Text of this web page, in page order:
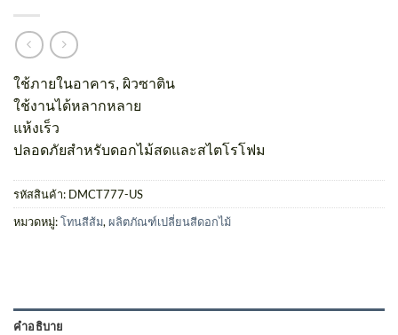
ใช้ภายในอาคาร, ผิวซาติน
ใช้งานได้หลากหลาย
แห้งเร็ว
ปลอดภัยสำหรับดอกไม้สดและสไตโรโฟม
รหัสสินค้า: DMCT777-US
หมวดหมู่:โทนสีส้ม, ผลิตภัณฑ์เปลี่ยนสีดอกไม้
คำอธิบาย